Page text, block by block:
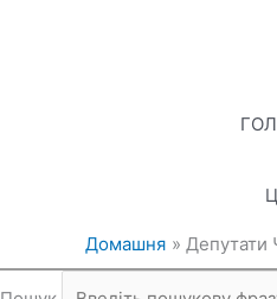
Домашня Депутати